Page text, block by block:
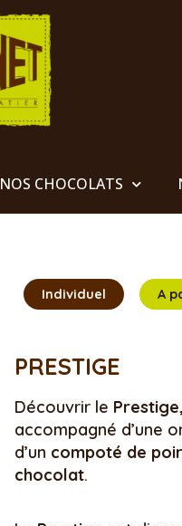
NOS CHOCOLATS
Individuel A
PRESTIGE
Découvrir le Prestige,
accompagné d’une
d’un compoté de
chocolat.